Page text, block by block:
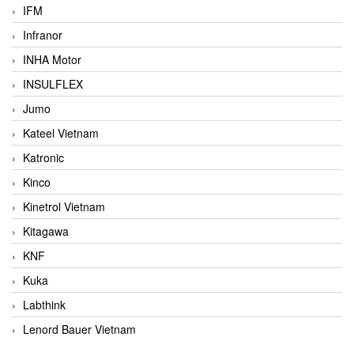
IFM
Infranor
INHA Motor
INSULFLEX
Jumo
Kateel Vietnam
Katronic
Kinco
Kinetrol Vietnam
Kitagawa
KNF
Kuka
Labthink
Lenord Bauer Vietnam